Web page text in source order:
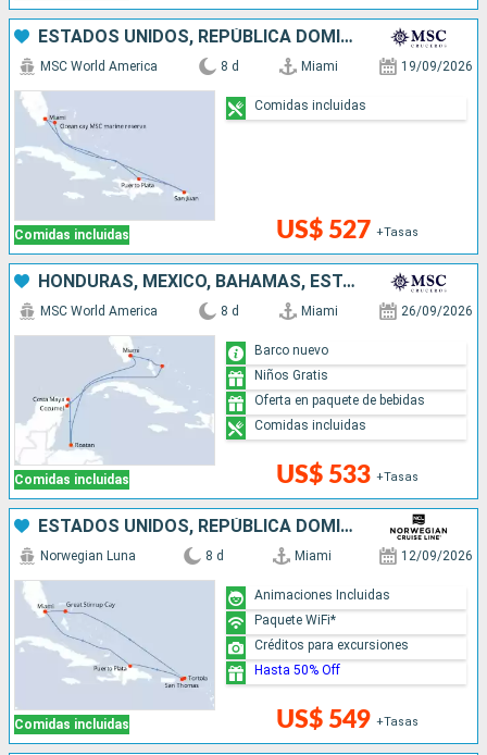
ESTADOS UNIDOS, REPÚBLICA DOMINICANA, PUERTO RICO, BAHAMAS
Comidas incluidas
MSC World America 8 d Miami 19/09/2026
US$ 527 +Tasas
Comidas incluidas
HONDURAS, MÉXICO, BAHAMAS, ESTADOS UNIDOS
Comidas incluidas
MSC World America 8 d Miami 26/09/2026
US$ 533 +Tasas
Barco nuevo
Niños Gratis
Oferta en paquete de bebidas
Comidas incluidas
ESTADOS UNIDOS, REPÚBLICA DOMINICANA, BAHAMAS
Comidas incluidas
Norwegian Luna 8 d Miami 12/09/2026
US$ 549 +Tasas
Animaciones Incluidas
Paquete WiFi*
Créditos para excursiones
Hasta 50% Off